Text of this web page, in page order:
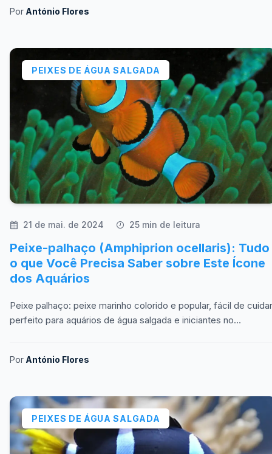
Por António Flores
PEIXES DE ÁGUA SALGADA
21 de mai. de 2024 25 min de leitura
Peixe-palhaço (Amphiprion ocellaris): Tudo
o que Você Precisa Saber sobre Este Ícone
dos Aquários
Peixe palhaço: peixe marinho colorido e popular, fácil de
perfeito para aquários de água salgada e iniciantes no
Por António Flores
PEIXES DE ÁGUA SALGADA